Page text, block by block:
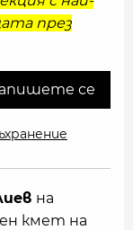
през
на
кмет на